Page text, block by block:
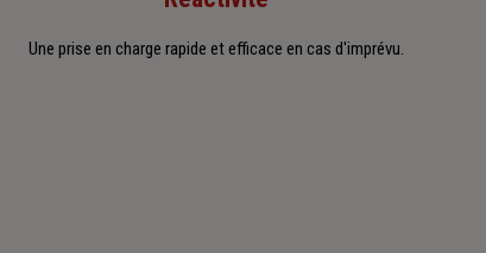
Une prise en charge rapide et efficace en cas d'imprévu.